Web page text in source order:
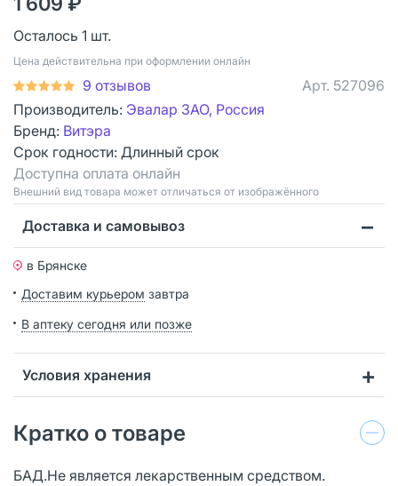
Осталось 1 шт.
Цена действительна при оформлении онлайн
9 отзывов Арт. 527096
Производитель: Эвалар ЗАО, Россия
Бренд: Витэра
Срок годности: Длинный срок
Доступна оплата онлайн
Bнешний вид товара может отличаться от изображённого
Доставка и самовывоз
в Брянске
Доставим курьером завтра
В аптеку сегодня или позже
Условия хранения
Кратко о товаре
БАД.Не является лекарственным средством.